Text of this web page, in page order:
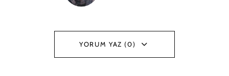
YORUM YAZ (0)